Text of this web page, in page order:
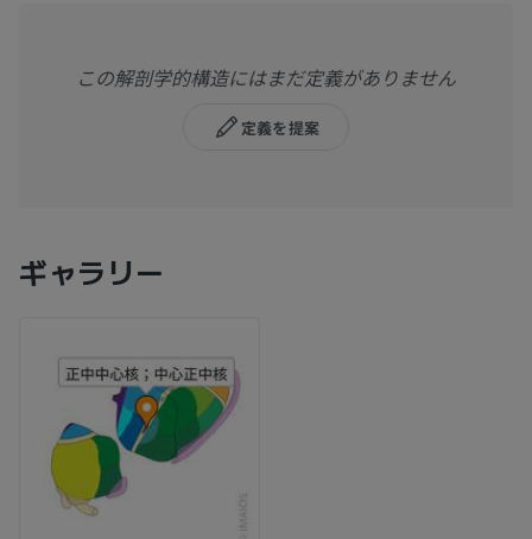
この解剖学的構造にはまだ定義がありません
定義を提案
ギャラリー